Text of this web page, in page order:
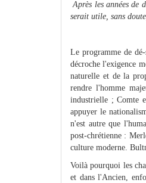
Après les années de
serait utile, sans
Le programme de
décroche l'exigence
naturelle et de la
rendre l'homme
industrielle ; Comte
appuyer le
n'est autre que
post-chrétienne :
culture moderne.
Voilà pourquoi les
et dans l'Ancien,